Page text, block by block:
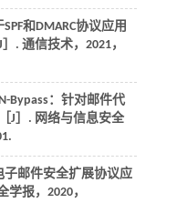
和DMARC协议应用
. 通信技术， 2021，
Bypass：针对邮件代
J］. 网络与信息安全
子邮件安全扩展协议应
学报， 2020，